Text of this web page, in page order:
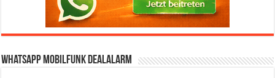
WhatsApp Mobilfunk DealAlarm